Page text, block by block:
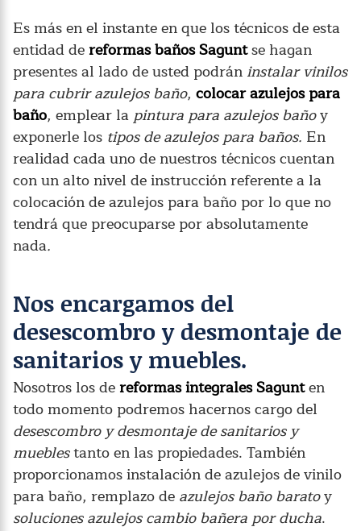
Es más en el instante en que los técnicos de esta
entidad dereformas baños Saguntse hagan
presentes al lado de usted podrán instalar vinilos
para cubrir azulejos baño, colocar azulejos para
baño, emplear la pintura para azulejos bañoy
exponerle los tipos de azulejos para baños. En
realidad cada uno de nuestros técnicos cuentan
con un alto nivel de instrucción referente a la
colocación de azulejos para baño por lo que no
tendrá que preocuparse por absolutamente
nada.
Nos encargamos del
desescombro y desmontaje de
sanitarios y muebles.
Nosotros los dereformas integrales Sagunten
todo momento podremos hacernos cargo del
desescombro y desmontaje de sanitarios y
mueblestanto en las propiedades. También
proporcionamos instalación de azulejos de vinilo
para baño, remplazo de azulejos baño baratoy
soluciones azulejos cambio bañera por ducha.